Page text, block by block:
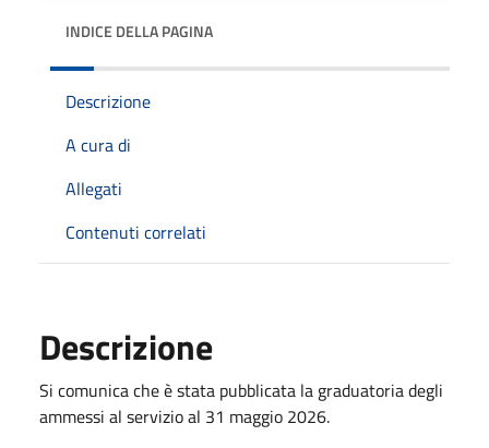
INDICE DELLA PAGINA
Descrizione
A cura di
Allegati
Contenuti correlati
Descrizione
Si comunica che è stata pubblicata la graduatoria degli
ammessi al servizio al 31 maggio 2026.